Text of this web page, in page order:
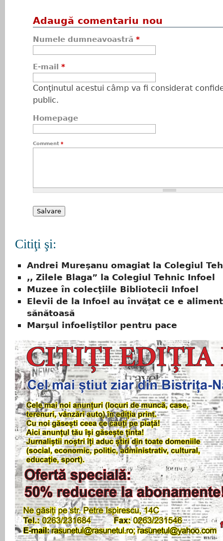
Adaugă comentariu nou
Numele dumneavoastră *
E-mail *
Conţinutul acestui câmp va fi considerat
public.
Homepage
Comment *
Citiţi şi:
Andrei Mureşanu omagiat la Colegiul
,, Zilele Blaga” la Colegiul Tehnic Infoel
Muzee în colecţiile Bibliotecii Infoel
Elevii de la Infoel au învăţat ce e
sănătoasă
Marşul infoeliştilor pentru pace